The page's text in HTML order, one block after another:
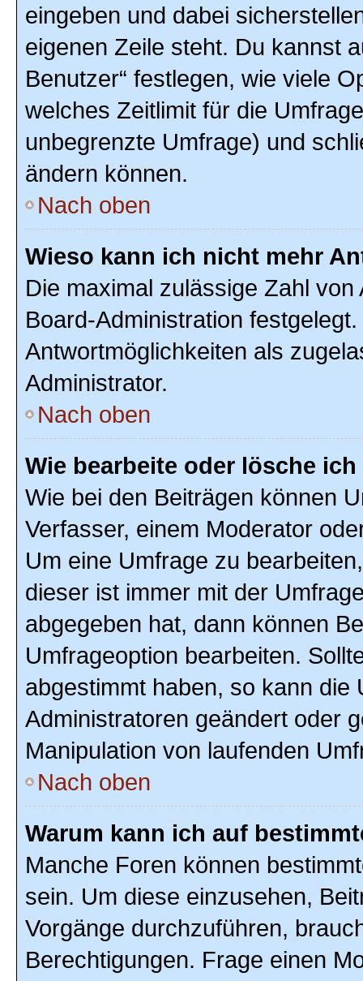
eingeben und dabei
eigenen Zeile steht. Du kannst
Benutzer“ festlegen, wie viele
welches Zeitlimit für die
unbegrenzte Umfrage) und
ändern können.
Nach oben
Wieso kann ich nicht mehr
Die maximal zulässige Zahl
Board-Administration
Antwortmöglichkeiten als
Administrator.
Nach oben
Wie bearbeite oder lösche
Wie bei den Beiträgen können
Verfasser, einem Moderator
Um eine Umfrage zu
dieser ist immer mit der
abgegeben hat, dann können
Umfrageoption bearbeiten.
abgestimmt haben, so kann
Administratoren geändert oder
Manipulation von laufenden
Nach oben
Warum kann ich auf
Manche Foren können
sein. Um diese einzusehen,
Vorgänge durchzuführen,
Berechtigungen. Frage einen